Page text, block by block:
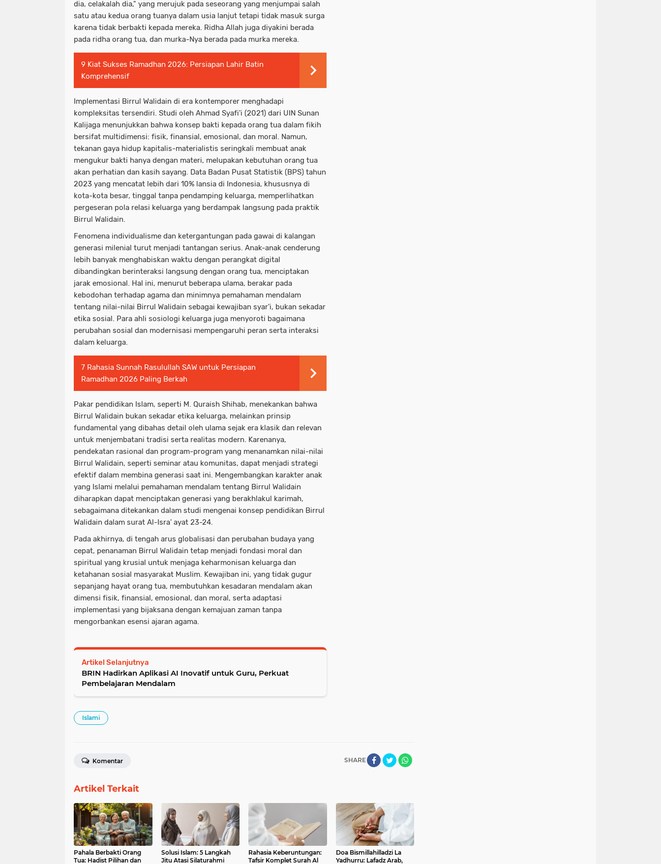
dia, celakalah dia," yang merujuk pada seseorang yang menjumpai salah
satu atau kedua orang tuanya dalam usia lanjut tetapi tidak masuk surga
karena tidak berbakti kepada mereka. Ridha Allah juga diyakini berada
pada ridha orang tua, dan murka-Nya berada pada murka mereka.
9 Kiat Sukses Ramadhan 2026: Persiapan Lahir Batin
Komprehensif
Implementasi Birrul Walidain di era kontemporer menghadapi
kompleksitas tersendiri. Studi oleh Ahmad Syafi'i (2021) dari UIN Sunan
Kalijaga menunjukkan bahwa konsep bakti kepada orang tua dalam fikih
bersifat multidimensi: fisik, finansial, emosional, dan moral. Namun,
tekanan gaya hidup kapitalis-materialistis seringkali membuat anak
mengukur bakti hanya dengan materi, melupakan kebutuhan orang tua
akan perhatian dan kasih sayang. Data Badan Pusat Statistik (BPS) tahun
2023 yang mencatat lebih dari 10% lansia di Indonesia, khususnya di
kota-kota besar, tinggal tanpa pendamping keluarga, memperlihatkan
pergeseran pola relasi keluarga yang berdampak langsung pada praktik
Birrul Walidain.
Fenomena individualisme dan ketergantungan pada gawai di kalangan
generasi milenial turut menjadi tantangan serius. Anak-anak cenderung
lebih banyak menghabiskan waktu dengan perangkat digital
dibandingkan berinteraksi langsung dengan orang tua, menciptakan
jarak emosional. Hal ini, menurut beberapa ulama, berakar pada
kebodohan terhadap agama dan minimnya pemahaman mendalam
tentang nilai-nilai Birrul Walidain sebagai kewajiban syar'i, bukan sekadar
etika sosial. Para ahli sosiologi keluarga juga menyoroti bagaimana
perubahan sosial dan modernisasi mempengaruhi peran serta interaksi
dalam keluarga.
7 Rahasia Sunnah Rasulullah SAW untuk Persiapan
Ramadhan 2026 Paling Berkah
Pakar pendidikan Islam, seperti M. Quraish Shihab, menekankan bahwa
Birrul Walidain bukan sekadar etika keluarga, melainkan prinsip
fundamental yang dibahas detail oleh ulama sejak era klasik dan relevan
untuk menjembatani tradisi serta realitas modern. Karenanya,
pendekatan rasional dan program-program yang menanamkan nilai-nilai
Birrul Walidain, seperti seminar atau komunitas, dapat menjadi strategi
efektif dalam membina generasi saat ini. Mengembangkan karakter anak
yang Islami melalui pemahaman mendalam tentang Birrul Walidain
diharapkan dapat menciptakan generasi yang berakhlakul karimah,
sebagaimana ditekankan dalam studi mengenai konsep pendidikan Birrul
Walidain dalam surat Al-Isra' ayat 23-24.
Pada akhirnya, di tengah arus globalisasi dan perubahan budaya yang
cepat, penanaman Birrul Walidain tetap menjadi fondasi moral dan
spiritual yang krusial untuk menjaga keharmonisan keluarga dan
ketahanan sosial masyarakat Muslim. Kewajiban ini, yang tidak gugur
sepanjang hayat orang tua, membutuhkan kesadaran mendalam akan
dimensi fisik, finansial, emosional, dan moral, serta adaptasi
implementasi yang bijaksana dengan kemajuan zaman tanpa
mengorbankan esensi ajaran agama.
Artikel Selanjutnya
BRIN Hadirkan Aplikasi AI Inovatif untuk Guru, Perkuat
Pembelajaran Mendalam
Islami
SHARE
Komentar
Artikel Terkait
Pahala Berbakti Orang
Tua: Hadist Pilihan dan
Solusi Islam: 5 Langkah
Jitu Atasi Silaturahmi
Rahasia Keberuntungan:
Tafsir Komplet Surah Al
Doa Bismillahilladzi La
Yadhurru: Lafadz Arab,